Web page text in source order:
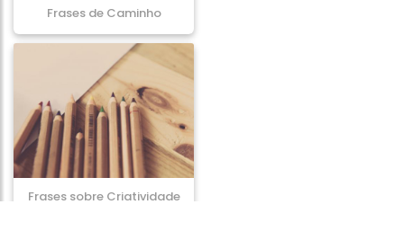
Frases de Caminho
Frases sobre Criatividade